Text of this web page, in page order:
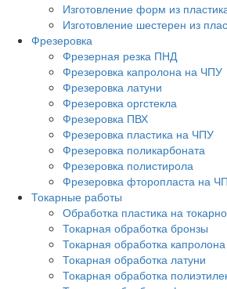
Изготовление форм из
Изготовление шестерен из
Фрезеровка
Фрезерная резка ПНД
Фрезеровка капролона на ЧПУ
Фрезеровка латуни
Фрезеровка оргстекла
Фрезеровка ПВХ
Фрезеровка пластика на ЧПУ
Фрезеровка поликарбоната
Фрезеровка полистирола
Фрезеровка фторопласта на
Токарные работы
Обработка пластика на
Токарная обработка бронзы
Токарная обработка капролона
Токарная обработка латуни
Токарная обработка